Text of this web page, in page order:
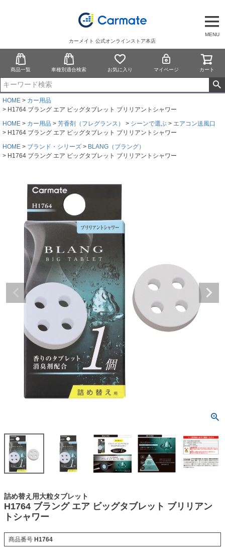
MENU
カーメイト 公式オンラインストア本店
商品一覧 車種別適合検索 お気に入り マイページ カート
HOME
カー用品
H1764 ブラング エア ビッグタブレット ブリリアントシャワー
HOME
カー用品 芳香剤（フレグランス） シーンで選ぶ
エアコン送風口
H1764 ブラング エア ビッグタブレット ブリリアントシャワー
HOME
ブランド・シリーズ
BLANG（ブラング）
H1764 ブラング エア ビッグタブレット ブリリアントシャワー
詰め替え用大粒タブレット
H1764 ブラング エア ビッグタブレット ブリリアン
トシャワー
商品番号 H1764